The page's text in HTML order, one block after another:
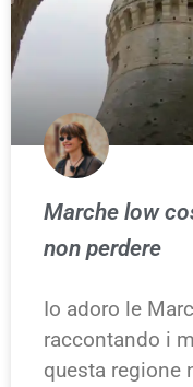
Marche low
non perdere
Io adoro le
raccontando i
questa regione